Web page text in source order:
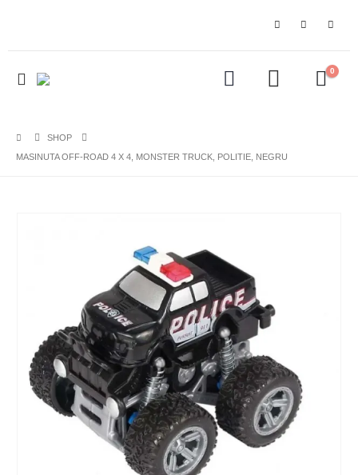
0
SHOP
MASINUTA OFF-ROAD 4 X 4, MONSTER TRUCK, POLITIE, NEGRU